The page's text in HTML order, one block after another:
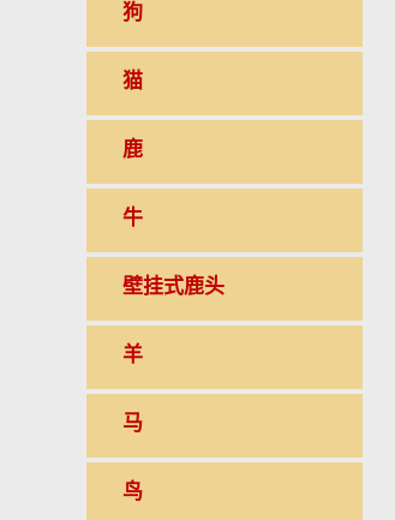
狗
猫
鹿
牛
壁挂式鹿头
羊
马
鸟